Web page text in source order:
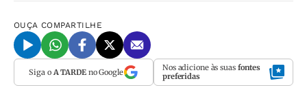
OUÇA COMPARTILHE
Siga o A TARDEno Google Nos adicione às suas fontes
preferidas